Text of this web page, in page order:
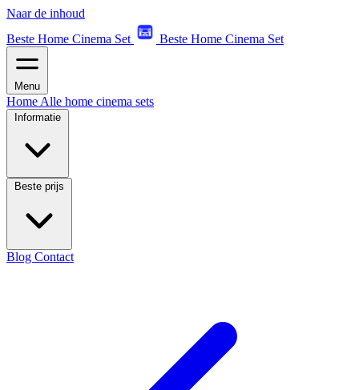
Naar de inhoud
Beste Home Cinema Set
Beste Home Cinema Set
Menu
Home Alle home cinema sets
Informatie
Beste prijs
Blog Contact